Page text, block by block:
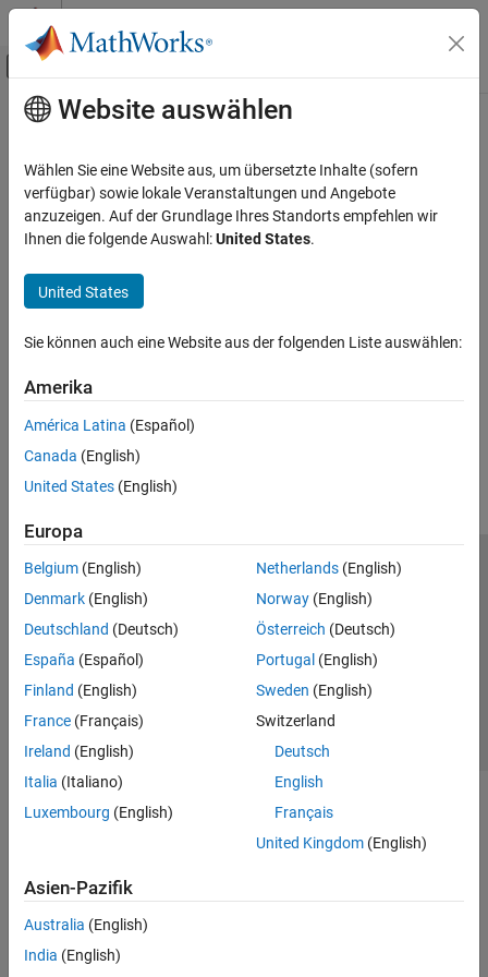
Weiter zum Inhalt
Umschaltung für Off-Canvas-
Startseite der Dokumentation
Hauptinhalt
How useful was this information?
Website auswählen
Wählen Sie eine Website aus, um übersetzte Inhalte (sofern
verfügbar) sowie lokale Veranstaltungen und Angebote
anzuzeigen. Auf der Grundlage Ihres Standorts empfehlen wir
Ihnen die folgende Auswahl:United States.
United States
Sie können auch eine Website aus der folgenden Liste auswählen:
Amerika
América Latina (Español)
Canada (English)
United States (English)
Europa
Belgium (English)
Denmark (English)
Deutschland (Deutsch)
España (Español)
Finland (English)
France (Français)
Ireland (English)
Italia (Italiano)
Luxembourg (English)
Netherlands(English)
Norway(English)
Österreich (Deutsch)
Portugal (English)
Sweden (English)
Switzerland
Deutsch
English
Français
United Kingdom(English)
Asien-Pazifik
Australia (English)
India (English)
Trust Center
Datenschutz-Richtlinien
Datendiebstahl verhindern
Status von Anwendungen
© 1994-2026 The MathWorks, Inc.
Website auswählen
Deutschland